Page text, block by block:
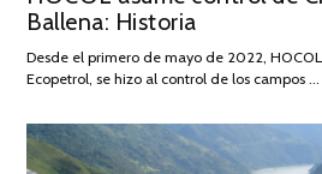
2026
Ballena: Historia
Desde el primero de mayo de 2022,
Ecopetrol, se hizo al control de los campos …